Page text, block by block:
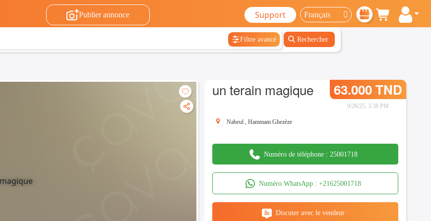
Publier annonce Support
Filtre avancé Rechercher
un terain magique 63.000 TND
9/26/25, 3:38 PM
Nabeul ,Hammam Ghezèze
Numéro de téléphone : 25001718
Numéro WhatsApp : +21625001718
Discuter avec le vendeur